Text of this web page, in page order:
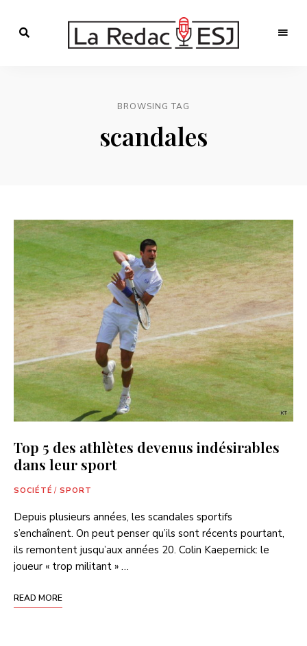
REDAC-BROWSING TAG
scandales
Top 5 des athlètes devenus indésirables
dans leur sport
SOCIÉTÉ / SPORT
Depuis plusieurs années, les scandales sportifs
s’enchaînent. On peut penser qu’ils sont récents pourtant,
ils remontent jusqu’aux années 20. Colin Kaepernick: le
joueur « trop militant » …
READ MORE